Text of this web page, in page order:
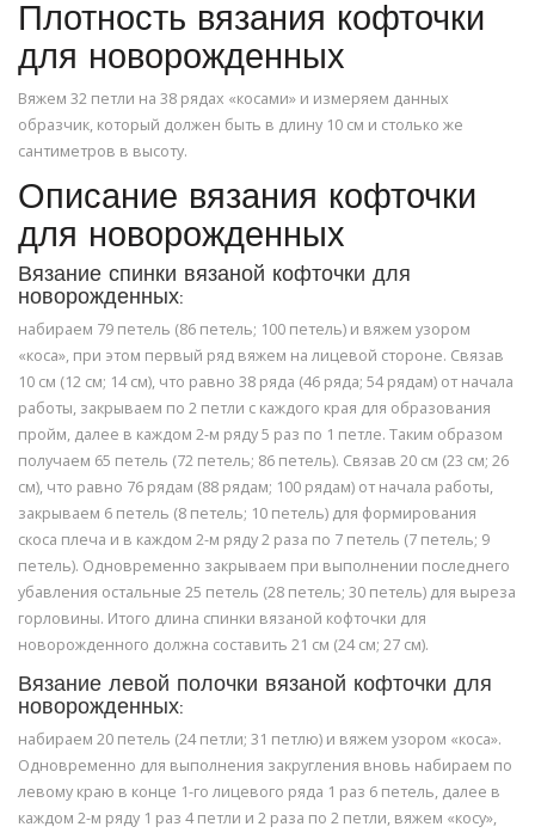
Плотность вязания кофточки
для новорожденных
Вяжем 32 петли на 38 рядах «косами» и измеряем данных
образчик, который должен быть в длину 10 см и столько же
сантиметров в высоту.
Описание вязания кофточки
для новорожденных
Вязание спинки вязаной кофточки для
новорожденных:
набираем 79 петель (86 петель; 100 петель) и вяжем узором
«коса», при этом первый ряд вяжем на лицевой стороне. Связав
10 см (12 см; 14 см), что равно 38 ряда (46 ряда; 54 рядам) от начала
работы, закрываем по 2 петли с каждого края для образования
пройм, далее в каждом 2-м ряду 5 раз по 1 петле. Таким образом
получаем 65 петель (72 петель; 86 петель). Связав 20 см (23 см; 26
см), что равно 76 рядам (88 рядам; 100 рядам) от начала работы,
закрываем 6 петель (8 петель; 10 петель) для формирования
скоса плеча и в каждом 2-м ряду 2 раза по 7 петель (7 петель; 9
петель). Одновременно закрываем при выполнении последнего
убавления остальные 25 петель (28 петель; 30 петель) для выреза
горловины. Итого длина спинки вязаной кофточки для
новорожденного должна составить 21 см (24 см; 27 см).
Вязание левой полочки вязаной кофточки для
новорожденных:
набираем 20 петель (24 петли; 31 петлю) и вяжем узором «коса».
Одновременно для выполнения закругления вновь набираем по
левому краю в конце 1-го лицевого ряда 1 раз 6 петель, далее в
каждом 2-м ряду 1 раз 4 петли и 2 раза по 2 петли, вяжем «косу»,